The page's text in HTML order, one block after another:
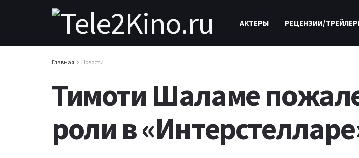
АКТЕРЫ РЕЦЕНЗИИ/
Главная Новости
Тимоти Шаламе
роли в